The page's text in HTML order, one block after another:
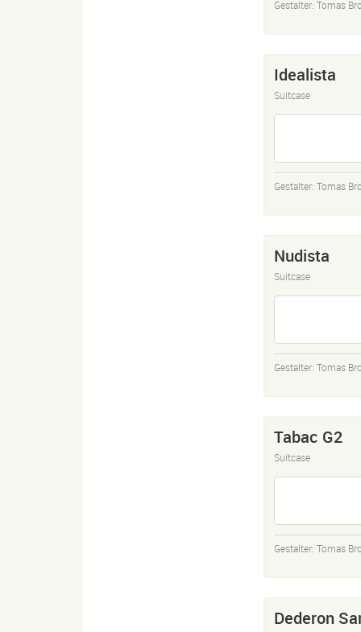
Gestalter: Tomas
Idealista
Suitcase
Gestalter: Tomas
Nudista
Suitcase
Gestalter: Tomas
Tabac G2
Suitcase
Gestalter: Tomas
Dederon